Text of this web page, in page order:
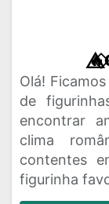
Olá!
de
encontrar
clima
contentes
figurinha